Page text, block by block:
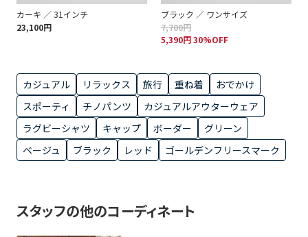
カーキ ／ 31インチ
23,100円
ブラック ／ ワンサイズ
7,700円
5,390円 30%OFF
カジュアル リラックス 旅行 重ね着
おでかけ
スポーティ
チノパンツ
カジュアルアウターウェア
ラグビーシャツ
キャップ ボーダー
グリーン
ベージュ
ブラック レッド ゴールデンフリースマーク
スタッフの他のコーディネート